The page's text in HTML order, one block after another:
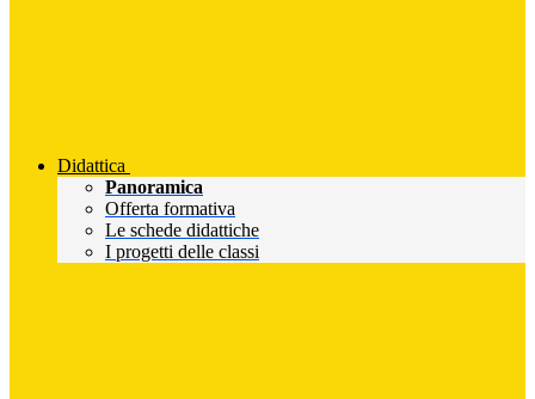
Didattica
Panoramica
Offerta formativa
Le schede didattiche
I progetti delle classi